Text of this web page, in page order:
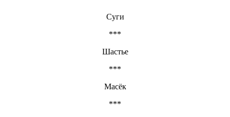
Суги
***
Шастье
***
Масёк
***